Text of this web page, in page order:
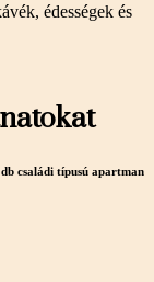
édességek és
családi típusú apartman